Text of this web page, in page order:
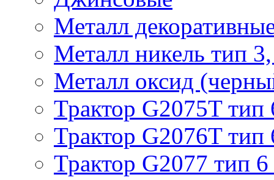
Металл
Металл никель тип
Металл оксид
Трактор G2075T тип
Трактор G2076T тип
Трактор G2077 тип 6